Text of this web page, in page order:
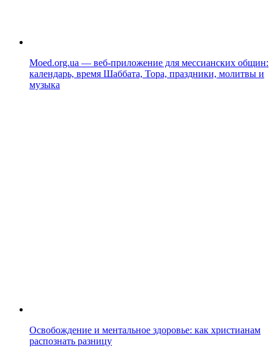
Moed.org.ua — веб-приложение для мессианских общин:
календарь, время Шаббата, Тора, праздники, молитвы и
музыка
Освобождение и ментальное здоровье: как христианам
распознать разницу